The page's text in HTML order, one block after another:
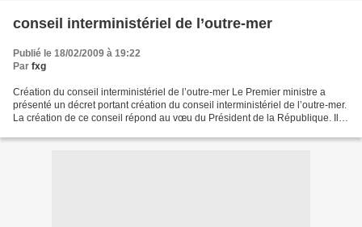
conseil interministériel de l’outre-mer
Publié le 18/02/2009 à 19:22
Par fxg
Création du conseil interministériel de l’outre-mer Le Premier ministre a
présenté un décret portant création du conseil interministériel de l’outre-mer.
La création de ce conseil répond au vœu du Président de la République. Il